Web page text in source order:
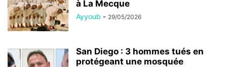
à La Mecque
Ayyoub - 29/05/2026
San Diego : 3 hommes tués en
protégeant une mosquée